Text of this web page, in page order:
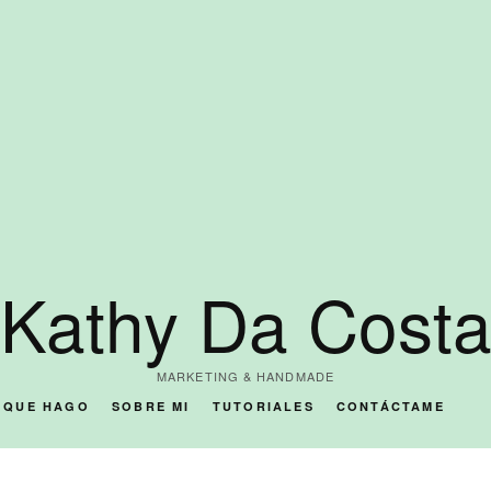
Kathy Da Costa
MARKETING & HANDMADE
HAGO SOBRE MI TUTORIALES CONTÁCTAME